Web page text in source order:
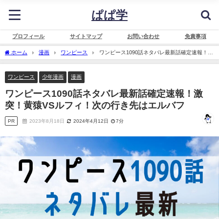
ぱぱ学
プロフィール サイトマップ お問い合わせ 免責事項
ホーム 漫画 ワンピース
ワンピース1090話ネタバレ最新話確定速報！激
突！黄猿VSルフィ！次の行き先はエルバフ
ワンピース 少年漫画 漫画
ワンピース1090話ネタバレ最新話確定速報！激
突！黄猿VSルフィ！次の行き先はエルバフ
PR 2023年8月18日 2024年4月12日 7分